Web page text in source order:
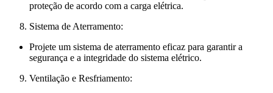
proteção de acordo com a carga elétrica.
Sistema de Aterramento:
Projete um sistema de aterramento eficaz para garantir a
segurança e a integridade do sistema elétrico.
Ventilação e Resfriamento: